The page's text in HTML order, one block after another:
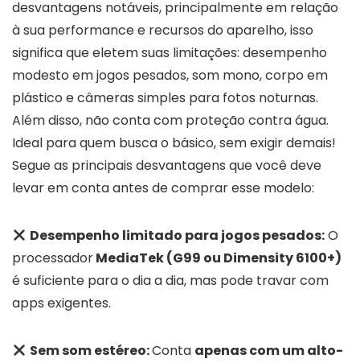
desvantagens notáveis, principalmente em relação
à sua performance e recursos do aparelho, isso
significa que eletem suas limitações: desempenho
modesto em jogos pesados, som mono, corpo em
plástico e câmeras simples para fotos noturnas.
Além disso, não conta com proteção contra água.
Ideal para quem busca o básico, sem exigir demais!
Segue as principais desvantagens que você deve
levar em conta antes de comprar esse modelo:
Desempenho limitado para jogos pesados:O
processadorMediaTek (G99 ou Dimensity 6100+)
é suficiente para o dia a dia, mas pode travar com
apps exigentes.
Sem som estéreo:Conta apenas com um alto-